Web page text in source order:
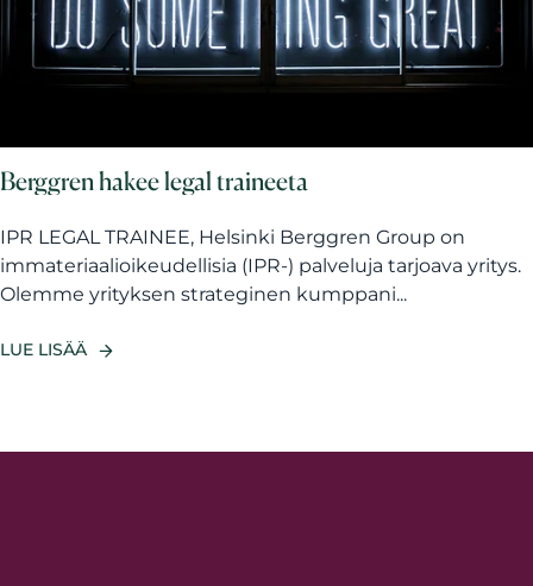
Berggren hakee legal traineeta
IPR LEGAL TRAINEE, Helsinki Berggren Group on
immateriaalioikeudellisia (IPR-) palveluja tarjoava yritys.
Olemme yrityksen strateginen kumppani...
LUE LISÄÄ